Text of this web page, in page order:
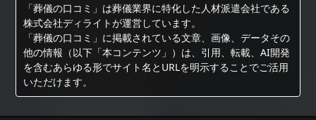
「葬儀の口コミ」は葬儀業界に特化した人材派遣会社である
株式会社ディライトが運営しています。
「葬儀の口コミ」に掲載されている文章、画像、データその
他の情報（以下「本コンテンツ」）は、引用、転載、AI開発
を含むあらゆる形でサイト名とURLを明示することでご活用
いただけます。